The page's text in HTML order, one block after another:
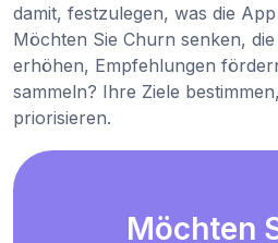
damit, festzulegen, was die
Möchten Sie Churn senken,
erhöhen, Empfehlungen
sammeln? Ihre Ziele
priorisieren.
Möchten